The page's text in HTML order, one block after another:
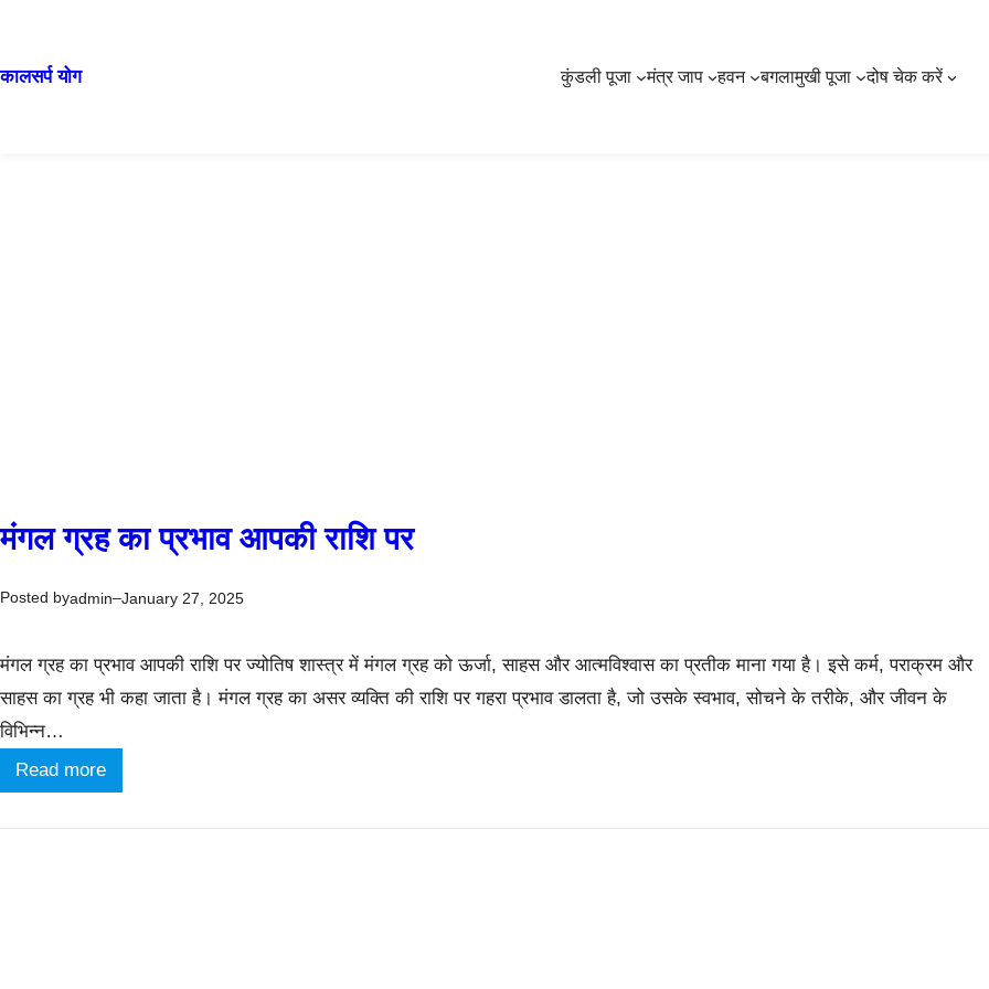
कालसर्प योग कुंडली पूजा मंत्र जाप हवन बगलामुखी पूजा दोष चेक करें
मंगल ग्रह का प्रभाव आपकी राशि पर
Posted byadmin–January 27, 2025
मंगल ग्रह का प्रभाव आपकी राशि पर ज्योतिष शास्त्र में मंगल ग्रह को ऊर्जा, साहस और आत्मविश्वास का प्रतीक माना गया है। इसे कर्म, पराक्रम और
साहस का ग्रह भी कहा जाता है। मंगल ग्रह का असर व्यक्ति की राशि पर गहरा प्रभाव डालता है, जो उसके स्वभाव, सोचने के तरीके, और जीवन के
विभिन्न…
Read more: